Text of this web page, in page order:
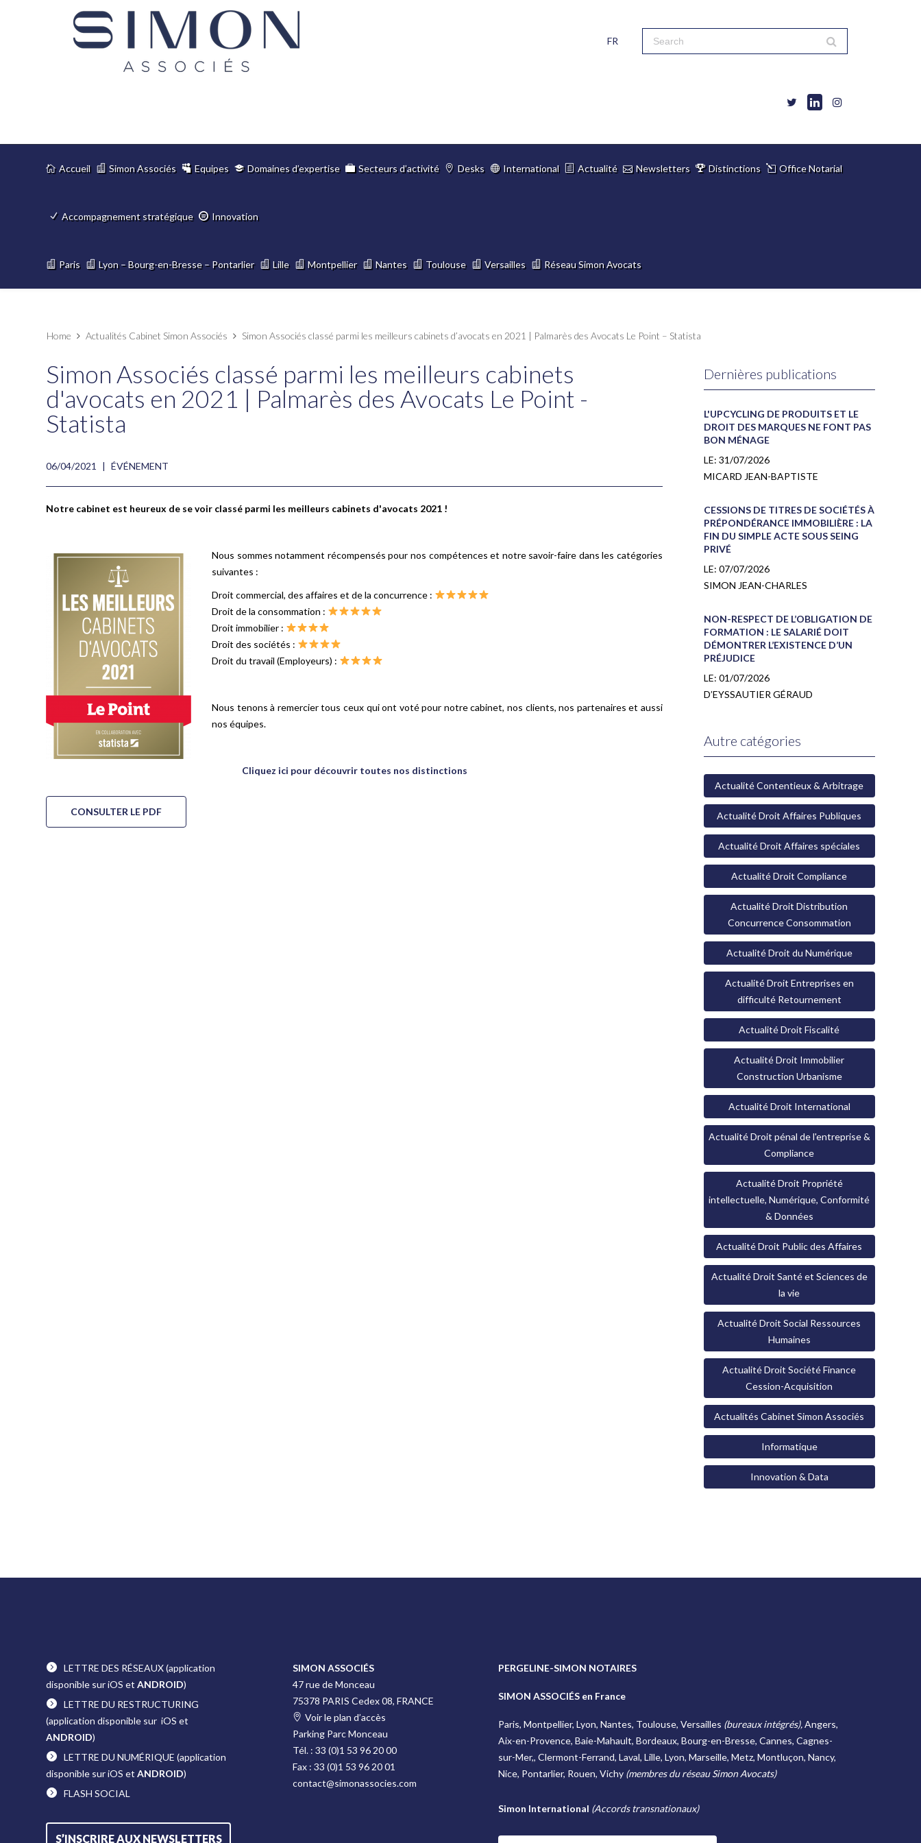
FR
Accueil Simon Associés Equipes Domaines d’expertise Secteurs d’activité Desks International Actualité Newsletters Distinctions Office Notarial
Accompagnement stratégique Innovation
Paris Lyon – Bourg-en-Bresse – Pontarlier Lille Montpellier Nantes Toulouse Versailles Réseau Simon Avocats
Home Actualités Cabinet Simon Associés Simon Associés classé parmi les meilleurs cabinets d’avocats en 2021 | Palmarès des Avocats Le Point – Statista
Simon Associés classé parmi les meilleurs cabinets
d'avocats en 2021 | Palmarès des Avocats Le Point -
Statista
06/04/2021 | ÉVÉNEMENT
Notre cabinet est heureux de se voir classé parmi les meilleurs cabinets d'avocats 2021 !
Nous sommes notamment récompensés pour nos compétences et notre savoir-faire dans les catégories
suivantes :
Droit commercial, des affaires et de la concurrence :
Droit de la consommation :
Droit immobilier :
Droit des sociétés :
Droit du travail (Employeurs) :
Nous tenons à remercier tous ceux qui ont voté pour notre cabinet, nos clients, nos partenaires et aussi
nos équipes.
Cliquez ici pour découvrir toutes nos distinctions
CONSULTER LE PDF
Dernières publications
L'UPCYCLING DE PRODUITS ET LE
DROIT DES MARQUES NE FONT PAS
BON MÉNAGE
LE: 31/07/2026
MICARD JEAN-BAPTISTE
CESSIONS DE TITRES DE SOCIÉTÉS À
PRÉPONDÉRANCE IMMOBILIÈRE : LA
FIN DU SIMPLE ACTE SOUS SEING
PRIVÉ
LE: 07/07/2026
SIMON JEAN-CHARLES
NON-RESPECT DE L’OBLIGATION DE
FORMATION : LE SALARIÉ DOIT
DÉMONTRER L’EXISTENCE D’UN
PRÉJUDICE
LE: 01/07/2026
D’EYSSAUTIER GÉRAUD
Autre catégories
Actualité Contentieux & Arbitrage
Actualité Droit Affaires Publiques
Actualité Droit Affaires spéciales
Actualité Droit Compliance
Actualité Droit Distribution
Concurrence Consommation
Actualité Droit du Numérique
Actualité Droit Entreprises en
difficulté Retournement
Actualité Droit Fiscalité
Actualité Droit Immobilier
Construction Urbanisme
Actualité Droit International
Actualité Droit pénal de l'entreprise &
Compliance
Actualité Droit Propriété
intellectuelle, Numérique, Conformité
& Données
Actualité Droit Public des Affaires
Actualité Droit Santé et Sciences de
la vie
Actualité Droit Social Ressources
Humaines
Actualité Droit Société Finance
Cession-Acquisition
Actualités Cabinet Simon Associés
Informatique
Innovation & Data
LETTRE DES RÉSEAUX(application
disponible sur iOS etANDROID)
LETTRE DU RESTRUCTURING
(application disponible sur iOS et
ANDROID)
LETTRE DU NUMÉRIQUE (application
disponible sur iOS etANDROID)
FLASH SOCIAL
S’INSCRIRE AUX NEWSLETTERS
SIMON ASSOCIÉS
47 rue de Monceau
75378 PARIS Cedex 08, FRANCE
Voir le plan d’accès
Parking Parc Monceau
Tél. :33 (0)1 53 96 20 00
Fax :33 (0)1 53 96 20 01
contact@simonassocies.com
PERGELINE-SIMON NOTAIRES
SIMON ASSOCIÉS en France
Paris, Montpellier, Lyon, Nantes, Toulouse, Versailles (bureaux intégrés),Angers,
Aix-en-Provence, Baie-Mahault, Bordeaux, Bourg-en-Bresse, Cannes, Cagnes-
sur-Mer,, Clermont-Ferrand, Laval, Lille, Lyon, Marseille, Metz, Montluçon, Nancy,
Nice, Pontarlier, Rouen, Vichy (membres du réseau Simon Avocats)
Simon International (Accords transnationaux)